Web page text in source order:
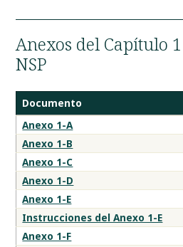
Anexos del Capítulo
NSP
Anexos
NSP
Documento
Anexo 1-A
Anexo 1-B
Anexo 1-C
Anexo 1-D
Anexo 1-E
Instrucciones del Anexo 1-E
Anexo 1-F